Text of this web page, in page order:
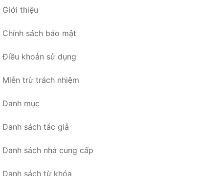
Giới thiệu
Chính sách bảo mật
Điều khoản sử dụng
Miễn trừ trách nhiệm
Danh mục
Danh sách tác giả
Danh sách nhà cung cấp
Danh sách từ khóa